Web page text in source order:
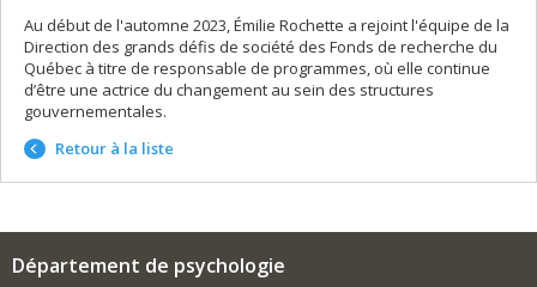
Au début de l'automne 2023, Émilie Rochette a rejoint l'équipe de la
Direction des grands défis de société des Fonds de recherche du
Québec à titre de responsable de programmes, où elle continue
d’être une actrice du changement au sein des structures
gouvernementales.
Retour à la liste
Département de psychologie